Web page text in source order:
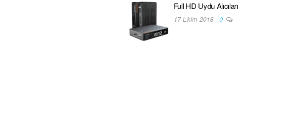
Full HD Uydu Alıcıları
17 Ekim 2018 0